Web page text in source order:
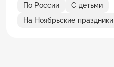
По России
С детьми
На Ноябрьские праздники